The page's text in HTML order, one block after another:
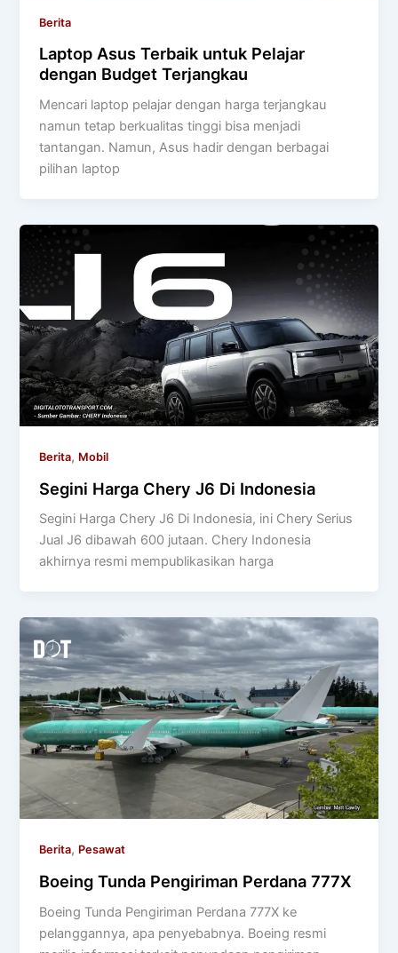
Berita
Laptop Asus Terbaik untuk Pelajar
dengan Budget Terjangkau
Mencari laptop pelajar dengan harga terjangkau
namun tetap berkualitas tinggi bisa menjadi
tantangan. Namun, Asus hadir dengan berbagai
pilihan laptop
Berita, Mobil
Segini Harga Chery J6 Di Indonesia
Segini Harga Chery J6 Di Indonesia, ini Chery Serius
Jual J6 dibawah 600 jutaan. Chery Indonesia
akhirnya resmi mempublikasikan harga
Berita, Pesawat
Boeing Tunda Pengiriman Perdana 777X
Boeing Tunda Pengiriman Perdana 777X ke
pelanggannya, apa penyebabnya. Boeing resmi